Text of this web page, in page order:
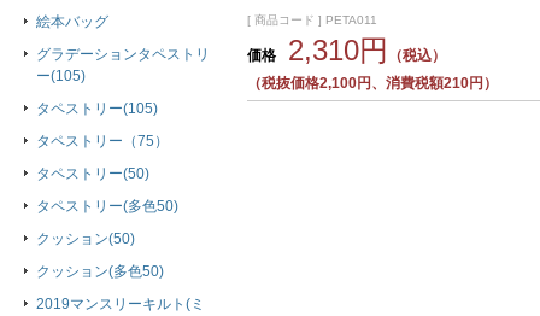
[ 商品コード ] PETA011
価格 2,310円
（税込）
（税抜価格2,100円、消費税額210円）
絵本バッグ
グラデーションタペストリ
ー(105)
タペストリー(105)
タペストリー（75）
タペストリー(50)
タペストリー(多色50)
クッション(50)
クッション(多色50)
2019マンスリーキルト(ミ